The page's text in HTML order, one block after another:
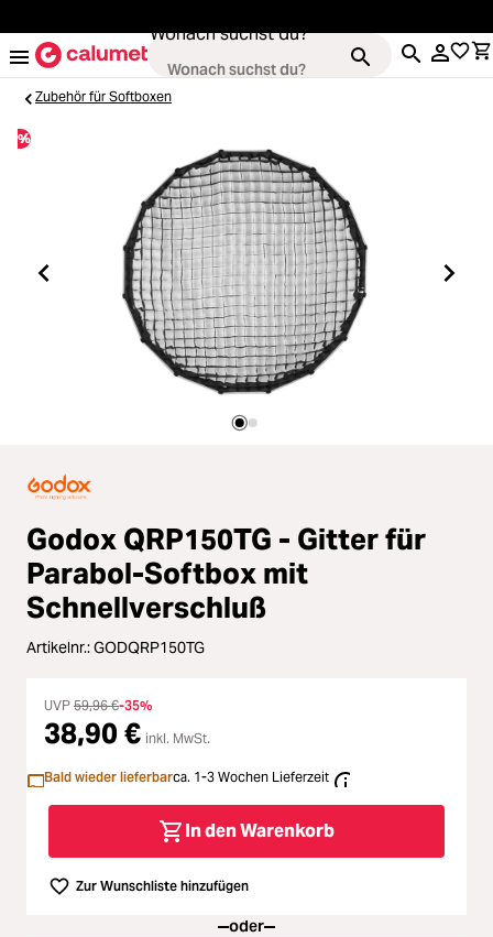
Wonach suchst du?
Kameras
Objektive
Loading...Video & Drohnen
Stative & Gimbals
Loading...Zubehör
Loading...
Licht & Studio
Loading...Bildbearbeitung
Loading...
Second Hand
Loading...
SALE
Loading...
Zubehör für Softboxen
%
Godox QRP150TG - Gitter für
Parabol-Softbox mit
Schnellverschluß
Artikelnr.:GODQRP150TG
UVP 59,96 €-35%
38,90 € inkl. MwSt.
Bald wieder lieferbarca. 1-3 Wochen Lieferzeit
In den Warenkorb
Zur Wunschliste hinzufügen
oder